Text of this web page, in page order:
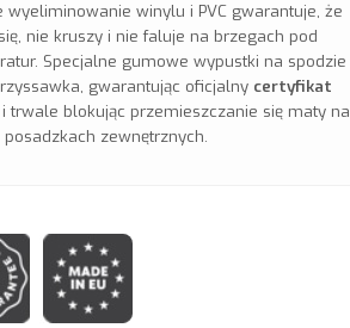
wyeliminowanie winylu i PVC gwarantuje, że
nie kruszy i nie faluje na brzegach pod
Specjalne gumowe wypustki na spodzie
gwarantując oficjalny certyfikat
trwale blokując przemieszczanie się maty na
zewnętrznych.